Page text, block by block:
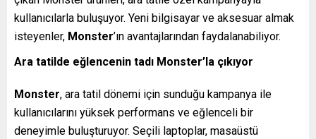
kullanıcılarla buluşuyor. Yeni bilgisayar ve aksesuar almak
isteyenler, Monster’ın avantajlarından faydalanabiliyor.
Ara tatilde eğlencenin tadı Monster’la çıkıyor
Monster, ara tatil dönemi için sunduğu kampanya ile
kullanıcılarını yüksek performans ve eğlenceli bir
deneyimle buluşturuyor. Seçili laptoplar, masaüstü